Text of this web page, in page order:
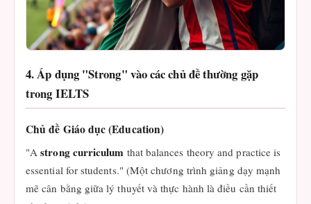
4. Áp dụng "Strong" vào các chủ đề thường gặp
trong IELTS
Chủ đề Giáo dục (Education)
"Astrong curriculum that balances theory and practice is
essential for students." (Một chương trình giảng dạy mạnh
mẽ cân bằng giữa lý thuyết và thực hành là điều cần thiết